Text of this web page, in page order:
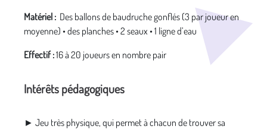
Matériel : Des ballons de baudruche gonflés (3 par joueur en
moyenne) • des planches • 2 seaux • 1 ligne d’eau
Effectif :16 à 20 joueurs en nombre pair
Intérêts pédagogiques
► Jeu très physique, qui permet à chacun de trouver sa